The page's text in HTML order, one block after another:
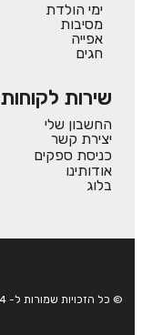
ימי הולדת
מסיבות
אפייה
חגים
שירות לקוחות
החשבון שלי
יצירת קשר
כניסת ספקים
אודותינו
בלוג